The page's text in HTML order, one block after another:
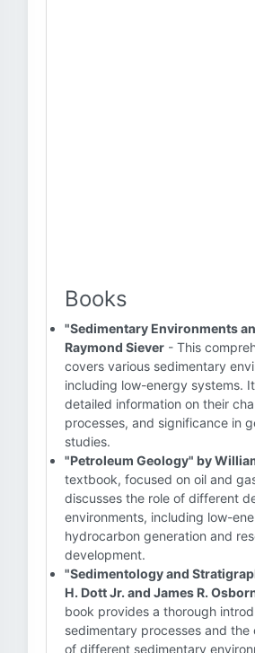
Books
"Sedimentary Environments
Raymond Siever - This
covers various sedimentary
including low-energy systems.
detailed information on their
processes, and significance in
studies.
"Petroleum Geology" by
textbook, focused on oil and
discusses the role of different
environments, including low-
hydrocarbon generation and
development.
"Sedimentology and
H. Dott Jr. and James R.
book provides a thorough
sedimentary processes and the
of different sedimentary